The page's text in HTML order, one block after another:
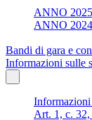
ANNO 2025
ANNO 2024
Bandi di gara e
Informazioni sulle
Informazioni
Art. 1, c.